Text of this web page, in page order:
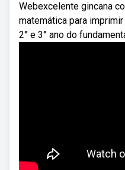
Webexcelente gincana
matemática para
2° e 3° ano do